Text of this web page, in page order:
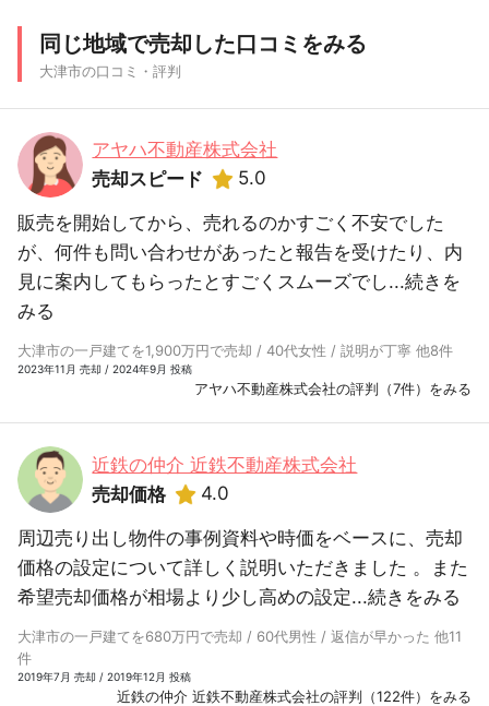
同じ地域で売却した口コミをみる
大津市の口コミ・評判
アヤハ不動産株式会社
売却スピード
5.0
販売を開始してから、売れるのかすごく不安でした
が、何件も問い合わせがあったと報告を受けたり、内
見に案内してもらったとすごくスムーズでし...続きを
みる
大津市の一戸建てを1,900万円で売却 / 40代女性 / 説明が丁寧 他8件
2023年11月 売却 / 2024年9月 投稿
アヤハ不動産株式会社の評判（7件）をみる
近鉄の仲介 近鉄不動産株式会社
売却価格
4.0
周辺売り出し物件の事例資料や時価をベースに、売却
価格の設定について詳しく説明いただきました 。また
希望売却価格が相場より少し高めの設定...続きをみる
大津市の一戸建てを680万円で売却 / 60代男性 / 返信が早かった 他11
件
2019年7月 売却 / 2019年12月 投稿
近鉄の仲介 近鉄不動産株式会社の評判（122件）をみる